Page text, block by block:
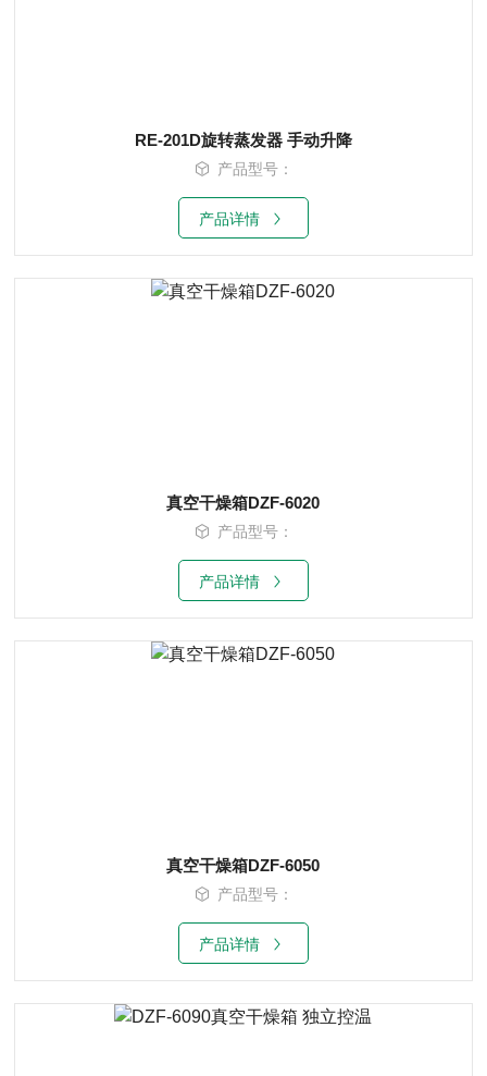
RE-201D旋转蒸发器 手动升降
产品型号：
产品详情
真空干燥箱DZF-6020
产品型号：
产品详情
真空干燥箱DZF-6050
产品型号：
产品详情